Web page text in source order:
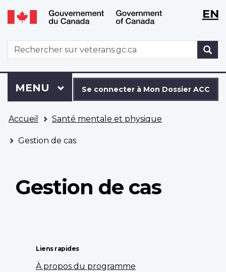
Aller
au
principal
Passer
à
version
HTML
simplifiée
WxT
WxTEN
WxT
Search
form
connecter
à
Dossier
ACC
Se connecter à Mon Dossier ACC
Menu
MENU PRINCIPAL
êtes
ici
Accueil Santé mentale et physique
Gestion de cas
Gestion de cas
Liens rapides
À propos du programme